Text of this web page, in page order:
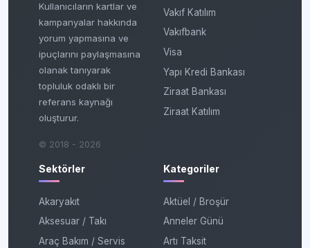
Kullanıcıların kartlar ve
kampanyalar hakkında
yorum yapmasına ve
ipuçlarını paylaşmasına
olanak tanıyarak
topluluk odaklı bir
referans kaynağı
oluşturur.
© 2018 - 2026
Vakıf Katılım
Vakıfbank
Visa
Yapı Kredi Bankası
Ziraat Bankası
Ziraat Katılım
Sektörler
Akaryakıt
Aksesuar / Takı
Araç Bakım / Servis
Kategoriler
Aktüel / Broşür
Anneler Günü
Artı Taksit